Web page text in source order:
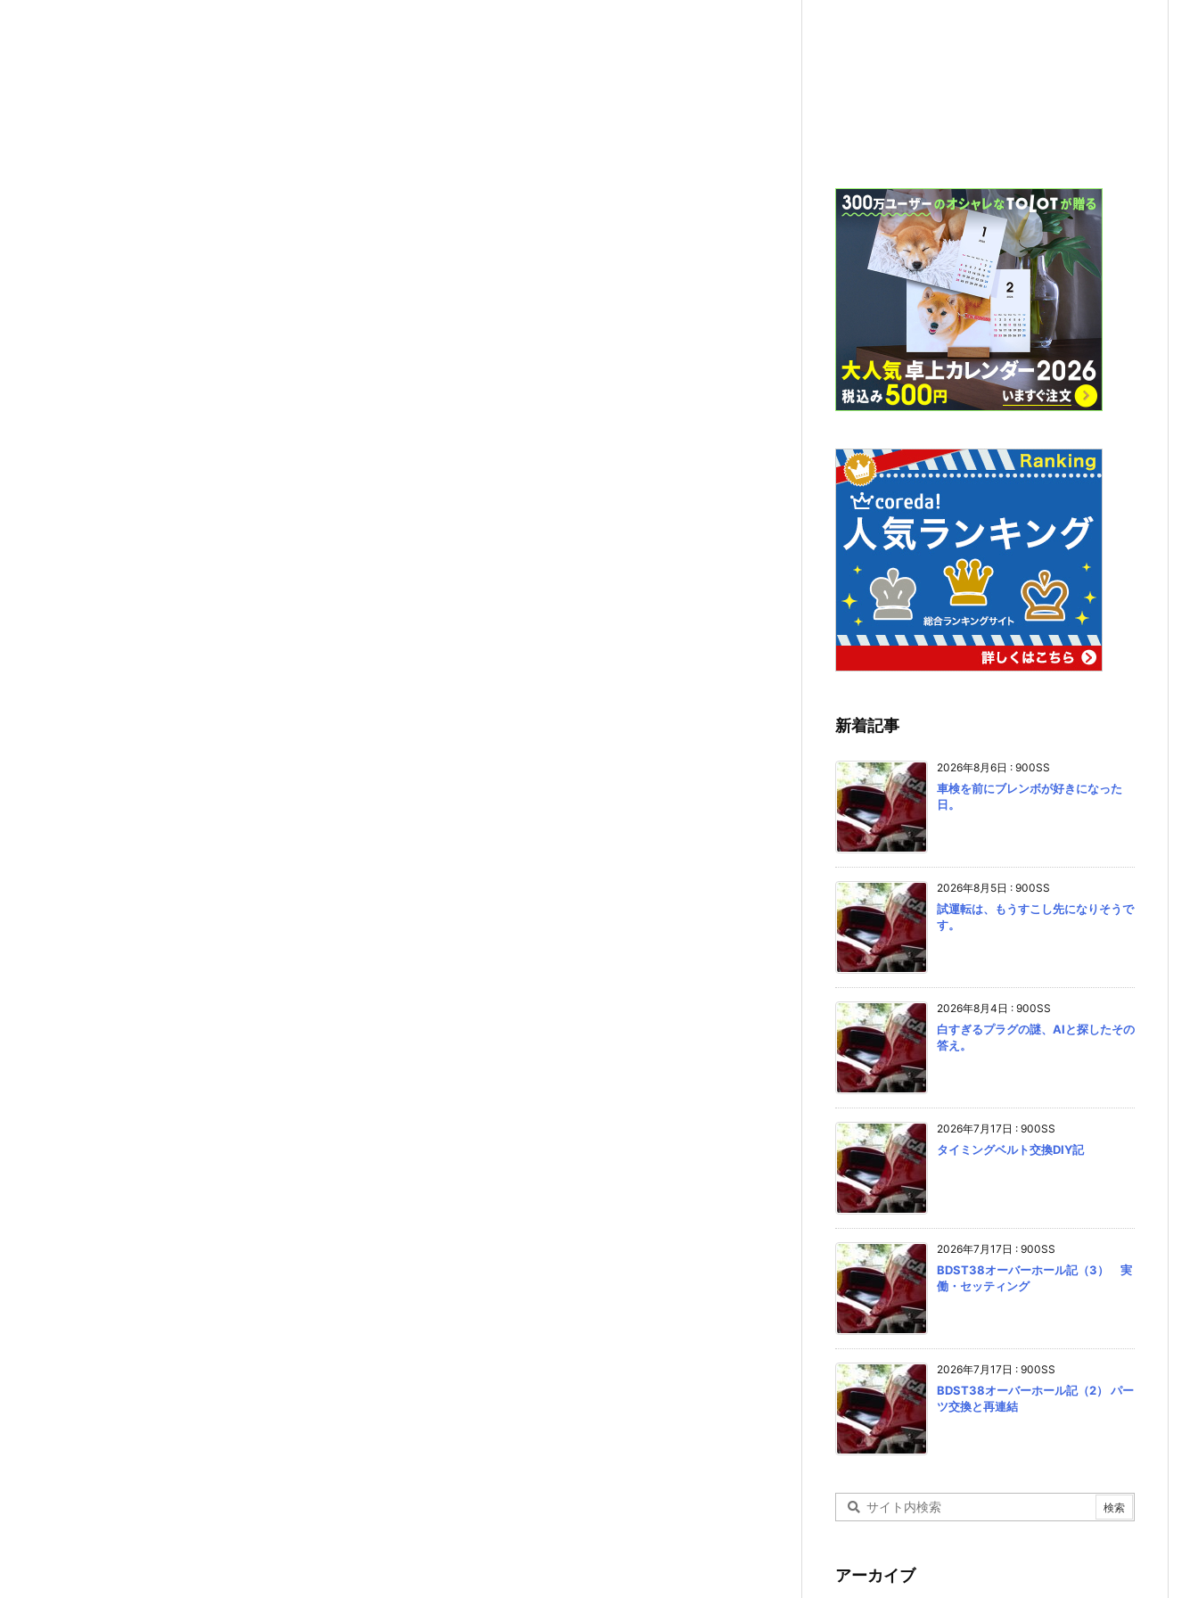
新着記事
2026年8月6日 : 900SS
車検を前にブレンボが好きになった
日。
2026年8月5日 : 900SS
試運転は、もうすこし先になりそうで
す。
2026年8月4日 : 900SS
白すぎるプラグの謎、AIと探したその
答え。
2026年7月17日 : 900SS
タイミングベルト交換DIY記
2026年7月17日 : 900SS
BDST38オーバーホール記（3） 実
働・セッティング
2026年7月17日 : 900SS
BDST38オーバーホール記（2） パー
ツ交換と再連結
アーカイブ